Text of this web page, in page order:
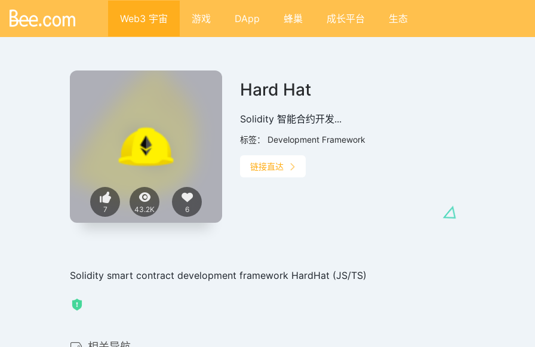
Web3 宇宙 游戏 DApp 蜂巢 成长平台 生态
7 43.2K 6
Hard Hat
Solidity 智能合约开发...
标签： Development Framework
链接直达
Solidity smart contract development framework HardHat (JS/TS)